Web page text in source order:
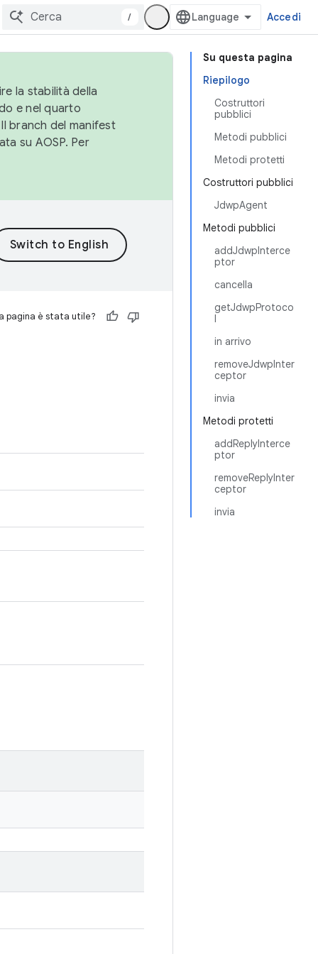
/ Accedi
Su questa pagina
Riepilogo
Costruttori
pubblici
Metodi pubblici
Metodi protetti
Costruttori pubblici
JdwpAgent
Metodi pubblici
addJdwpInterce
ptor
cancella
getJdwpProtoco
l
in arrivo
removeJdwpInter
ceptor
invia
Metodi protetti
addReplyInterce
ptor
removeReplyInter
ceptor
invia
la stabilità della
e nel quarto
Il branch del manifest
su AOSP. Per
pagina è stata utile?